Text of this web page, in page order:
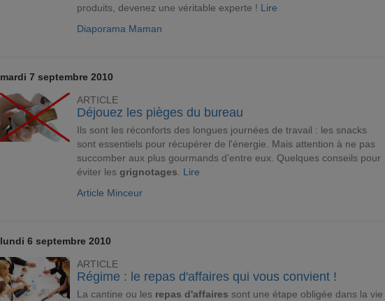
produits, devenez une véritable experte ! Lire
Diaporama Maman
mardi 7 septembre 2010
ARTICLE
Déjouez les pièges du bureau
Ils sont les réconforts des longues journées de travail : les snacks
sont essentiels pour récupérer de l'énergie. Mais attention à ne pas
succomber aux plus gourmands d'entre eux. Quelques conseils pour
éviter les grignotages
Lire
Article Minceur
lundi 6 septembre 2010
ARTICLE
Régime : le repas d'affaires qui vous convient !
La cantine ou les repas d'affaires sont une étape obligée dans la vie